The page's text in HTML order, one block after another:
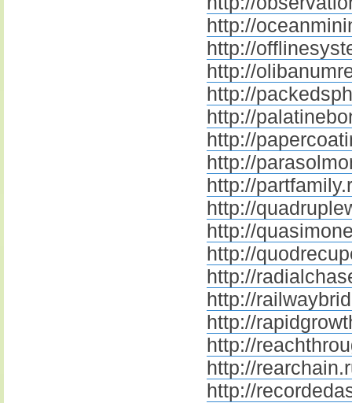
http://
http://
http://
http://
http://
http://
http://
http://
http://
http://
http://
http://
http://
http://
http://
http://
http://